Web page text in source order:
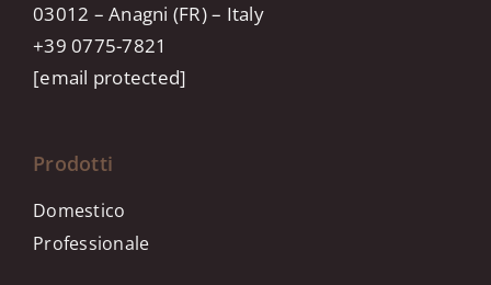
03012 – Anagni (FR) – Italy
+39 0775-7821
[email protected]
Prodotti
Domestico
Professionale